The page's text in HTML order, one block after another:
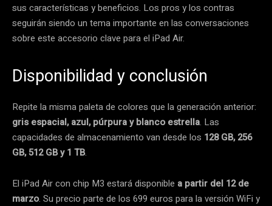
sus características y beneficios. Los pros y los contras
seguirán siendo un tema importante en las conversaciones
sobre este accesorio clave para el iPad Air.
Disponibilidad y conclusión
Repite la misma paleta de colores que la generación anterior:
gris espacial, azul, púrpura y blanco estrella. Las
capacidades de almacenamiento van desde los 128 GB, 256
GB, 512 GB y 1 TB.
El iPad Air con chip M3 estará disponible a partir del 12 de
marzo. Su precio parte de los 699 euros para la versión WiFi y